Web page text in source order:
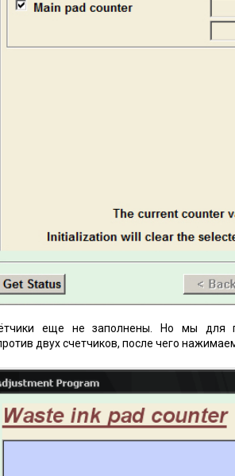
еще не заполнены. Но мы для
двух счетчиков, после чего